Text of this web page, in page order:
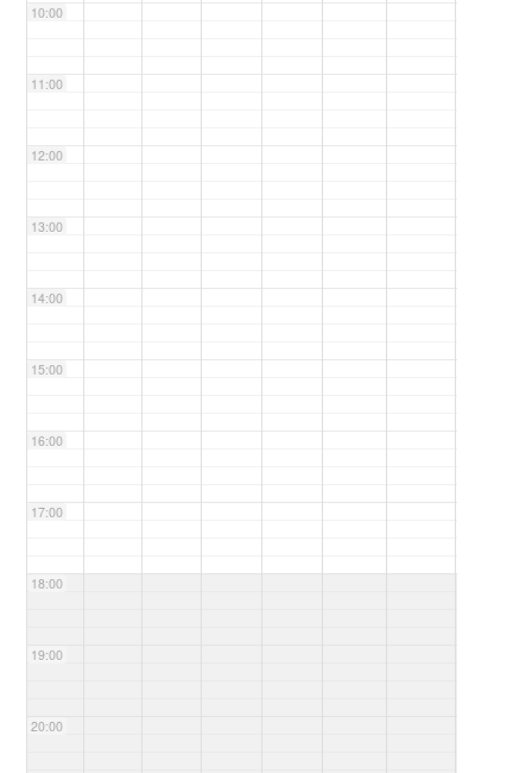
10:00
11:00
12:00
13:00
14:00
15:00
16:00
17:00
18:00
19:00
20:00